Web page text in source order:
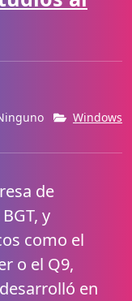
Windows
de
y
como el
o el Q9,
en